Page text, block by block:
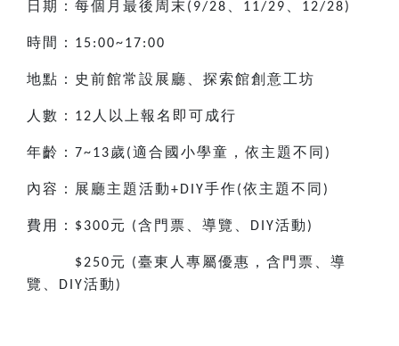
日期：每個月最後周末 (9/28 11/29 12/28)
時間： 15:00~17:00
地點：史前館常設展廳、探索館創意工坊
人數： 12 人以上報名即可成行
年齡： 7~13歲(適合國小學童，依主題不同 )
內容：展廳主題活動+DIY手作(依主題不同 )
費用： $300元 (含門票、導覽、 DIY活動 )
$250元 (臺東人專屬優惠，含門票、導
覽、 DIY活動 )